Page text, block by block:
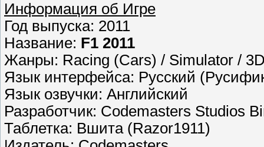
Информация об Игре
Год выпуска: 2011
Название: F1 2011
Жанры: Racing (Cars) / Simulator /
Язык интерфейса: Русский
Язык озвучки: Английский
Разработчик: Codemasters Studios
Таблетка: Вшита (Razor1911)